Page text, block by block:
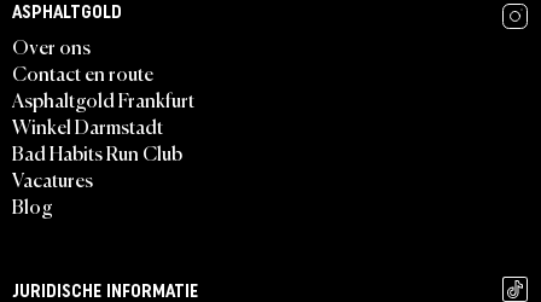
ASPHALTGOLD
Over ons
Contact en route
Asphaltgold Frankfurt
Winkel Darmstadt
Bad Habits Run Club
Vacatures
Blog
JURIDISCHE INFORMATIE